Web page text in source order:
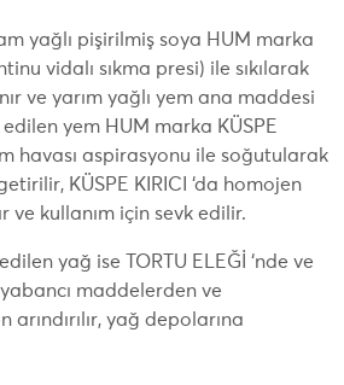
yağlı pişirilmiş soya HUM marka
vidalı sıkma presi) ile sıkılarak
ve yarım yağlı yem ana maddesi
yem HUM marka KÜSPE
havası aspirasyonu ile soğutularak
KÜSPE KIRICI ‘da homojen
ve kullanım için sevk edilir.
yağ ise TORTU ELEĞİ ‘nde ve
yabancı maddelerden ve
yağ depolarına